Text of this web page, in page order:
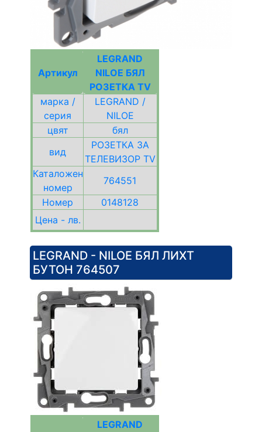
Артикул
LEGRAND
NILOE БЯЛ
РОЗЕТКА TV
марка /
серия
LEGRAND /
NILOE
цвят
бял
вид
РОЗЕТКА ЗА
ТЕЛЕВИЗОР TV
Каталожен
номер
764551
Номер
0148128
Цена - лв.
LEGRAND - NILOE БЯЛ ЛИХТ
БУТОН 764507
LEGRAND